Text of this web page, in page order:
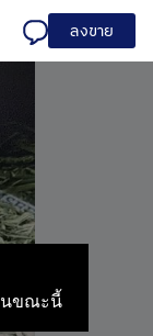
ลงขาย
นขณะนี้